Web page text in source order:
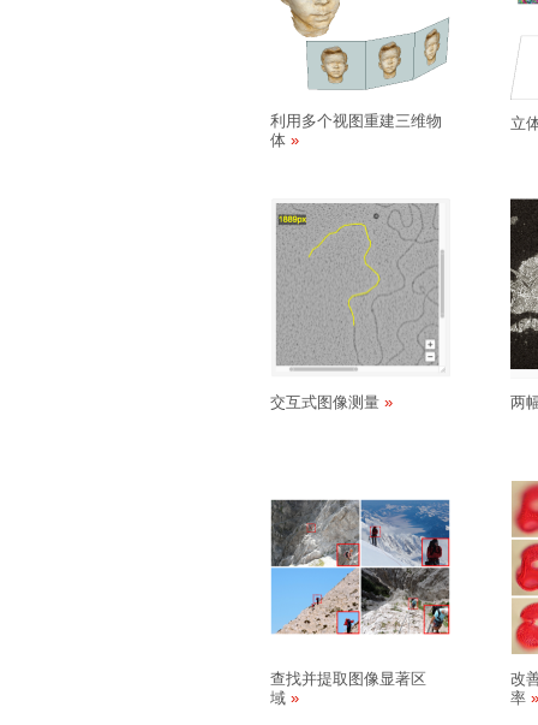
利用多个视图重建三维物
体
立
交互式图像测量 两
查找并提取图像显著区
域
改
率